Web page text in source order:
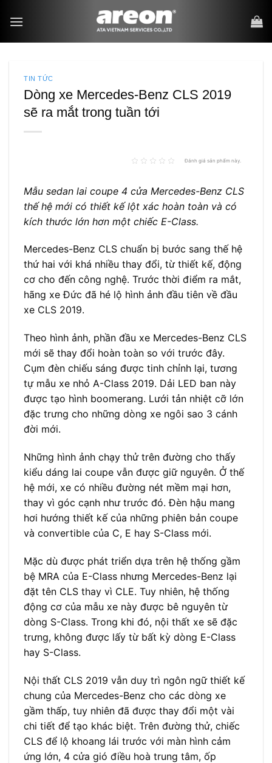
qua
TIN TỨC
Dòng xe Mercedes-Benz CLS 2019
sẽ ra mắt trong tuần tới
Đánh giá sản phẩm này.
Mẫu sedan lai coupe 4 cửa Mercedes-Benz CLS
thế hệ mới có thiết kế lột xác hoàn toàn và có
kích thước lớn hơn một chiếc E-Class.
Mercedes-Benz CLS chuẩn bị bước sang thế hệ
thứ hai với khá nhiều thay đổi, từ thiết kế, động
cơ cho đến công nghệ. Trước thời điểm ra mắt,
hãng xe Đức đã hé lộ hình ảnh đầu tiên về đầu
xe CLS 2019.
Theo hình ảnh, phần đầu xe Mercedes-Benz CLS
mới sẽ thay đổi hoàn toàn so với trước đây.
Cụm đèn chiếu sáng được tinh chỉnh lại, tương
tự mẫu xe nhỏ A-Class 2019. Dải LED ban này
được tạo hình boomerang. Lưới tản nhiệt cỡ lớn
đặc trưng cho những dòng xe ngôi sao 3 cánh
đời mới.
Những hình ảnh chạy thử trên đường cho thấy
kiểu dáng lai coupe vẫn được giữ nguyên. Ở thế
hệ mới, xe có nhiều đường nét mềm mại hơn,
thay vì góc cạnh như trước đó. Đèn hậu mang
hơi hướng thiết kế của những phiên bản coupe
và convertible của C, E hay S-Class mới.
Mặc dù được phát triển dựa trên hệ thống gầm
bệ MRA của E-Class nhưng Mercedes-Benz lại
đặt tên CLS thay vì CLE. Tuy nhiên, hệ thống
động cơ của mẫu xe này được bê nguyên từ
dòng S-Class. Trong khi đó, nội thất xe sẽ đặc
trưng, không được lấy từ bất kỳ dòng E-Class
hay S-Class.
Nội thất CLS 2019 vẫn duy trì ngôn ngữ thiết kế
chung của Mercedes-Benz cho các dòng xe
gầm thấp, tuy nhiên đã được thay đổi một vài
chi tiết để tạo khác biệt. Trên đường thử, chiếc
CLS để lộ khoang lái trước với màn hình cảm
ứng lớn, 4 cửa gió điều hoà trung tâm, ốp